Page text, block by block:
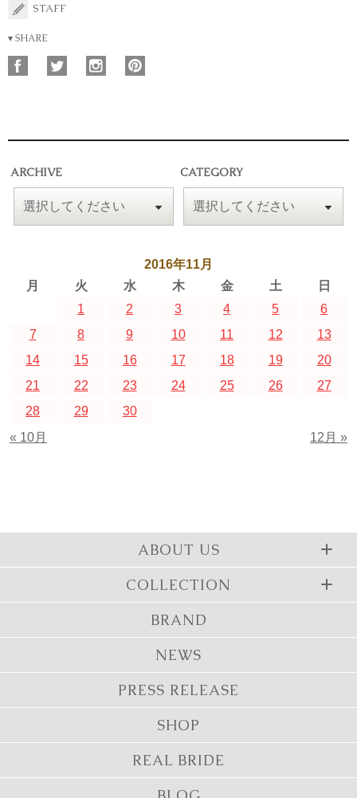
STAFF
▾ SHARE
ARCHIVE CATEGORY
2016年11月
月
火 水 木 金 土 日
« 10月 12月 »
1 2 3 4 5
6
7
8 9 10 11 12
13
14
15 16 17 18 19
20
21
22 23 24 25 26
27
28
29 30
ABOUT US
COLLECTION
BRAND
NEWS
PRESS RELEASE
SHOP
REAL BRIDE